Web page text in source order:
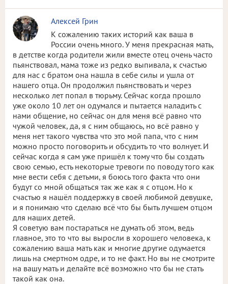
Алексей Грин
К сожалению таких историй как ваша в
России очень много. У меня прекрасная мать,
в детстве когда родители жили вместе отец очень часто
пьянствовал, мама тоже из редко выпивала, к счастью
для нас с братом она нашла в себе силы и ушла от
нашего отца. Он продолжил пьянствовать и через
несколько лет попал в тюрьму. Сейчас когда прошло
уже около 10 лет он одумался и пытается наладить с
нами общение, но сейчас он для меня всё равно что
чужой человек, да, я с ним общаюсь, но всё равно у
меня нет такого чувства что это мой папа, что с ним
можно просто поговорить и обсудить то что волнует. И
сейчас когда я сам уже пришёл к тому что бы создать
свою семью, есть некоторые тревоги по поводу того как
мне вести себя с детьми, я боюсь того факта что они
будут со мной общаться так же как я с отцом. Но к
счастью я нашёл поддержку в своей любимой девушке,
и я понимаю что сделаю всё что бы быть лучшем отцом
для наших детей.
Я советую вам постараться не думать об этом, ведь
главное, это то что вы выросли в хорошего человека, к
сожалению ваша мать как и многие другие одумается
лишь на смертном одре, и то не факт. Но вы не смотрите
на вашу мать и делайте всё возможно что бы не стать
такой как она.